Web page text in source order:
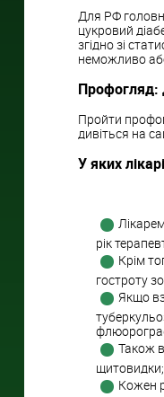
Для РФ
цукровий
згідно зі
неможливо
Профогляд:
Пройти
дивіться на
У яких
рік
Крім
гостроту
Якщо
Також
щитовидки;
Кожен